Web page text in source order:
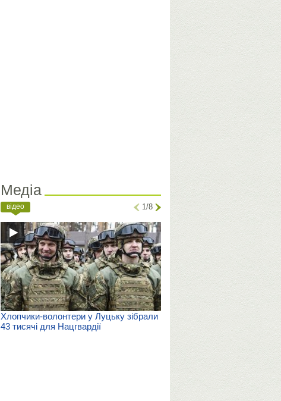
Медіа
відео 1/8
Хлопчики-волонтери у Луцьку зібрали
43 тисячі для Нацгвардії